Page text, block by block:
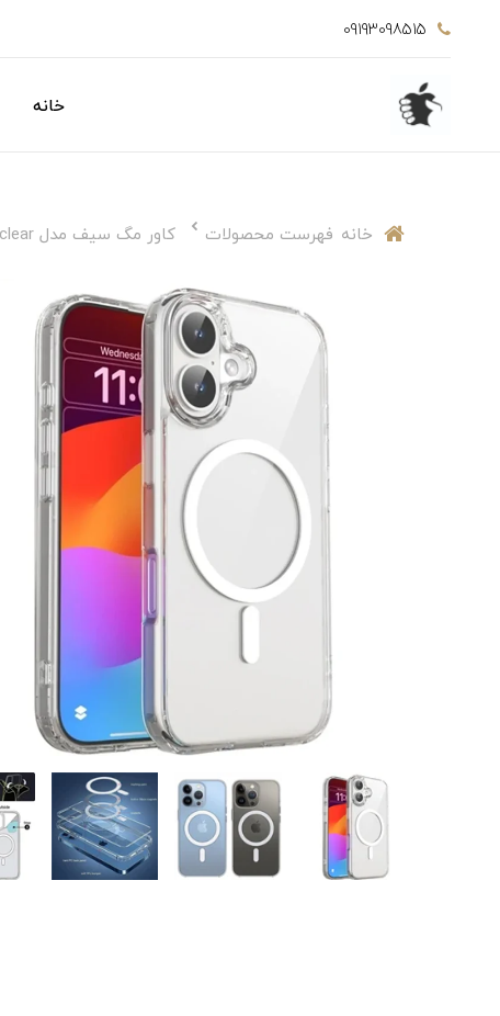
09193098515
خانه
خانه فهرست محصولات کاور مگ سیف مدل clear مناسب برای ایفون 17